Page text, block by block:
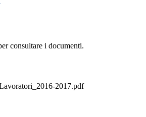
consultare i documenti.
2017.pdf